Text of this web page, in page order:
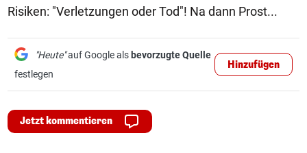
Risiken: "Verletzungen oder Tod"! Na dann Prost...
"Heute"auf Google als bevorzugte Quelle
festlegen
Hinzufügen
Jetzt kommentieren